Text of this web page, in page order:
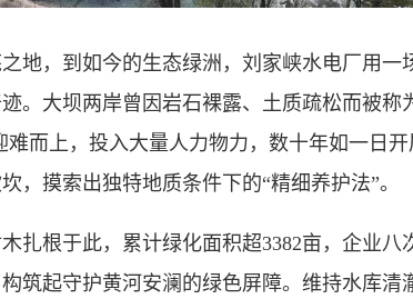
，到如今的生态绿洲，刘家峡水电厂用一
。大坝两岸曾因岩石裸露、土质疏松而被称
难而上，投入大量人力物力，数十年如一日
，摸索出独特地质条件下的“精细养护法”。
根于此，累计绿化面积超3382亩，企业八
筑起守护黄河安澜的绿色屏障。维持水库清